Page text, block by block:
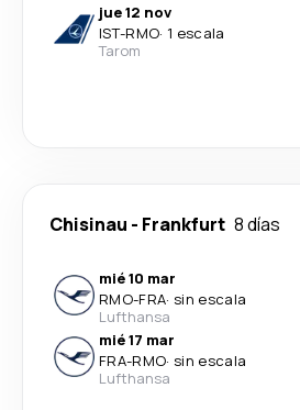
jue 12 nov
IST-RMO· 1 escala
Tarom
Chisinau - Frankfurt 8 días
mié 10 mar
RMO-FRA· sin escala
Lufthansa
mié 17 mar
FRA-RMO· sin escala
Lufthansa